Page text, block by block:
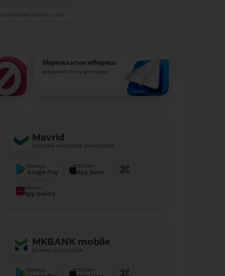
сотиб олиш
Мурожаатни юбориш
фикрингиз биз учун муҳим
Mavrid
Хусусий мижозлар учун илова
Мавжуд
Google Play
Юкланг
App Store
Юкланг
App Gallery
MKBANK mobile
Бизнес учун илова
Мавжуд Юкланг